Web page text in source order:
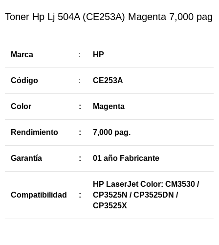
Toner Hp Lj 504A (CE253A) Magenta 7,000 pag
Marca : HP
Código : CE253A
Color : Magenta
Rendimiento : 7,000 pag.
Garantía : 01 año Fabricante
Compatibilidad :
HP LaserJet Color: CM3530 /
CP3525N / CP3525DN /
CP3525X